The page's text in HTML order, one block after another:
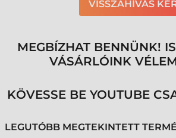
VISSZAHÍVÁS
MEGBÍZHAT BENNÜNK!
VÁSÁRLÓINK
KÖVESSE BE YOUTUBE
LEGUTÓBB MEGTEKINTETT